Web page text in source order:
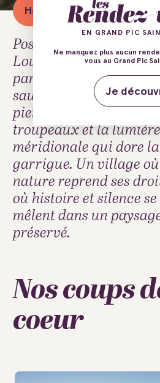
Hébergements
Posé au pied du Pic
Loup, Cazevieille
par ses panoramas
sauvages, son bâti
pierres, ses lavognes,
troupeaux et la lumière
méridionale qui dore la
garrigue. Un village
nature reprend ses
où histoire et silence se
mêlent dans un
préservé.
Nos coups
coeur
EN GRAND PIC
Ne manquez plus aucun
vous au Grand Pic
Je